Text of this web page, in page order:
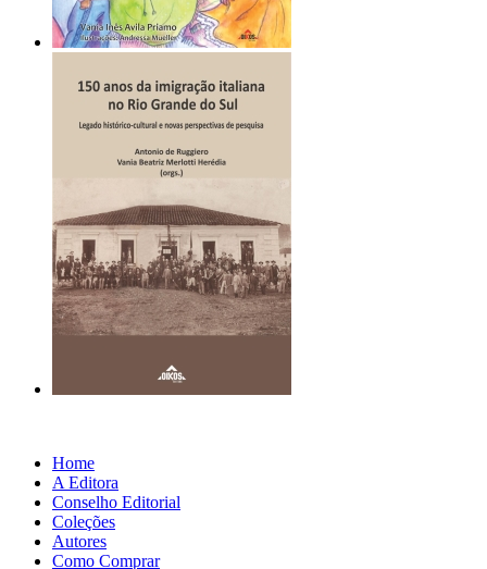
Home
A Editora
Conselho Editorial
Coleções
Autores
Como Comprar